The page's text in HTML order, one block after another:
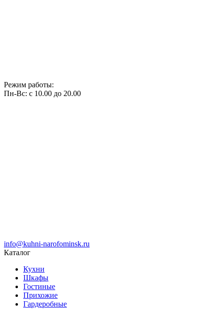
Режим работы:
Пн-Вс: с 10.00 до 20.00
info@kuhni-narofominsk.ru
Каталог
Кухни
Шкафы
Гостиные
Прихожие
Гардеробные